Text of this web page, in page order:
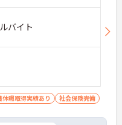
バイト
暇取得実績あり 社会保険完備